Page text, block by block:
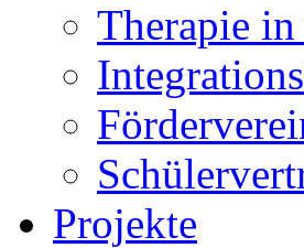
Therapie in
Projekte